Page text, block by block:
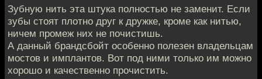
Зубную нить эта штука полностью не заменит. Если
зубы стоят плотно друг к дружке, кроме как нитью,
ничем промеж них не почистишь.
А данный брандсбойт особенно полезен владельцам
мостов и имплантов. Вот под ними только им можно
хорошо и качественно прочистить.